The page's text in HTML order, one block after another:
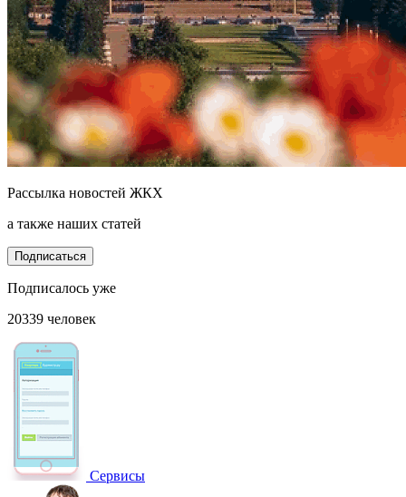
Рассылка новостей ЖКХ
а также наших статей
Подписаться
Подписалось уже
20339 человек
Сервисы